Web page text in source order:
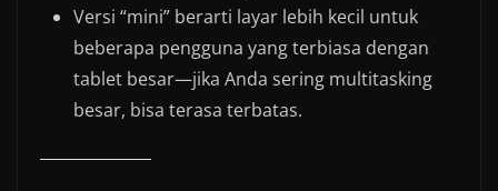
Versi “mini” berarti layar lebih kecil untuk
beberapa pengguna yang terbiasa dengan
tablet besar—jika Anda sering multitasking
besar, bisa terasa terbatas.